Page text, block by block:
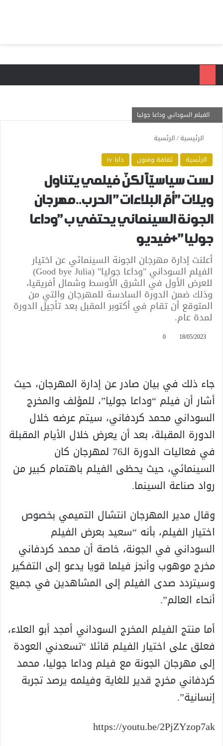
الفيلم السوداني وداعا جوليا
الرئيسية/الرئسية
الرئسية
ثقافة وفنون دابا tv
لست سياسيّاً لكنّ فيلمي يتناول
ويلات”أمّ البلاءات” الحرب..مهرجان
الجونة السينمائي يحتفي ب”وداعا
جوليا”+فيديو
أعلنت إدارة مهرجان الجونة السينمائي عن اختيار
الفيلم السوداني "وداعا جوليا" (Good bye Julia)
للعرض الأول في الشرق الأوسط وشمال أفريقيا،
وذلك ضمن الدورة السادسة للمهرجان والتي من
المتوقع أن تقام في أكتوبر المقبل بعد تأجيل الدورة
لمدة عام.
18/05/2023
0
جاء ذلك في بيان صادر عن إدارة المهرجان، حيث
أشار أن فيلم “وداعا جوليا”، للمؤلف والمخرج
السوداني محمد كردفاني، سيتم عرضه خلال
الدورة المقبلة، بعد أن يعرض خلال الأيام المقبلة
في فعاليات الدورة الـ76 لمهرجان كان
السينمائي، حيث يحظى الفيلم باهتمام كبير من
رواد صناعة السينما.
وقال مدير المهرجان انتشال التميمي بخصوص
اختيار الفيلم، بأنه “سعيد بعرض الفيلم
السوداني في الجونة، خاصة أن محمد كردفاني
مخرج موهوب وأنجز فيلما قويا يدعو إلى التفكير
وسيتردد صدى الفيلم إلى المشاهدين في جميع
أنحاء العالم”.
أما منتج الفيلم المخرج السوداني أمجد أبو العلاء،
فعلق على اختيار الفيلم قائلا “تسعدني العودة
إلى مهرجان الجونة مع فيلم وداعا جوليا، محمد
كردفاني مخرج قدير للغاية وفيلمه يرصد تجربة
إنسانية”.
https://youtu.be/2PjZYzop7ak